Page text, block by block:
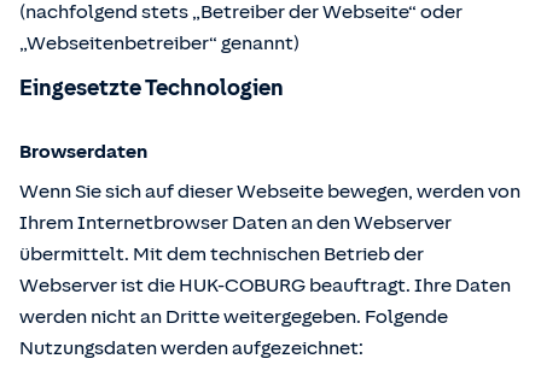
(nachfolgend stets „Betreiber der Webseite“ oder
„Webseitenbetreiber“ genannt)
Eingesetzte Technologien
Browserdaten
Wenn Sie sich auf dieser Webseite bewegen, werden von
Ihrem Internetbrowser Daten an den Webserver
übermittelt. Mit dem technischen Betrieb der
Webserver ist die HUK-COBURG beauftragt. Ihre Daten
werden nicht an Dritte weitergegeben. Folgende
Nutzungsdaten werden aufgezeichnet: